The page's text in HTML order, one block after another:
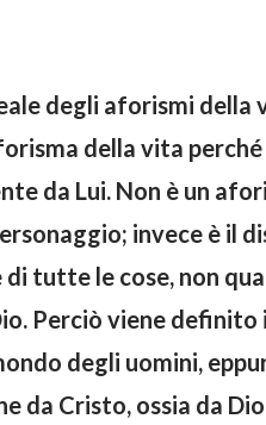
degli aforismi della
della vita
da Lui. Non è un
invece è il
tutte le cose, non
Perciò viene
degli uomini,
da Cristo, ossia da